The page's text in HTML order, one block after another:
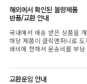
해외에서 확인된 불량제품
반품/교환 안내
국내에서 배송 받은 상품을
해당 제품이 클릭앤퍼니로
배비에 한해서 운송비를 부담
교환운임 안내